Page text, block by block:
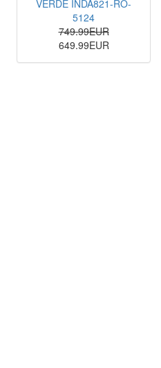
VERDE INDA821-RO-
5124
749.99EUR
649.99EUR